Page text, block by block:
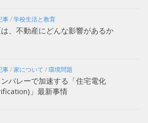
事/学校生活と教育
、不動産にどんな影響があるか
事/家について /環境問題
バレーで加速する「住宅電化
」最新事情